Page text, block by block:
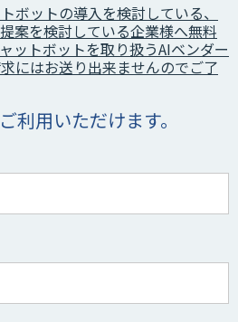
ボットの導入を検討している、
案を検討している企業様へ無料
ットボットを取り扱うAIベンダー
にはお送り出来ませんのでご了
利用いただけます。